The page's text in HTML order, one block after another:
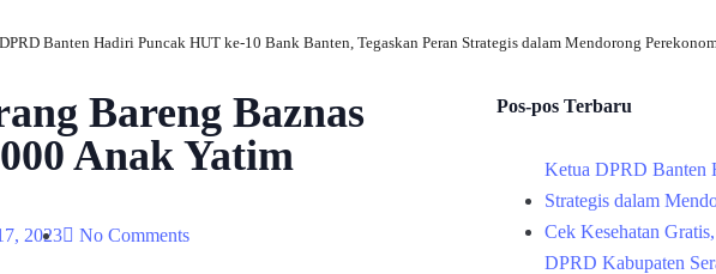
Banten Hadiri Puncak HUT ke-10 Bank Banten, Tegaskan Peran Strategis dalam Mendorong
Bareng Baznas
Anak Yatim
2023 No Comments
Pos-pos Terbaru
Ketua DPRD Banten
Strategis dalam
Cek Kesehatan
DPRD Kabupaten